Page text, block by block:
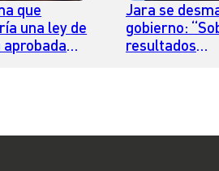
que
una ley de
Jara se
gobierno:
resultados